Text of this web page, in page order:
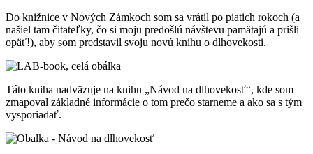
Do knižnice v Nových Zámkoch som sa vrátil po piatich rokoch (a
našiel tam čitateľky, čo si moju predošlú návštevu pamätajú a prišli
opäť!), aby som predstavil svoju novú knihu o dlhovekosti.
Táto kniha nadväzuje na knihu „Návod na dlhovekosť“, kde som
zmapoval základné informácie o tom prečo starneme a ako sa s tým
vysporiadať.